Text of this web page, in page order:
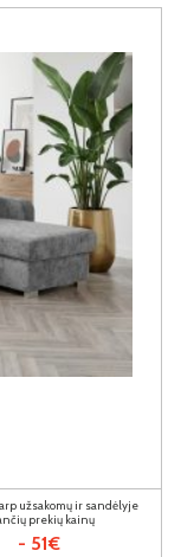
užsakomų ir sandėlyje
prekių kainų
- 51€